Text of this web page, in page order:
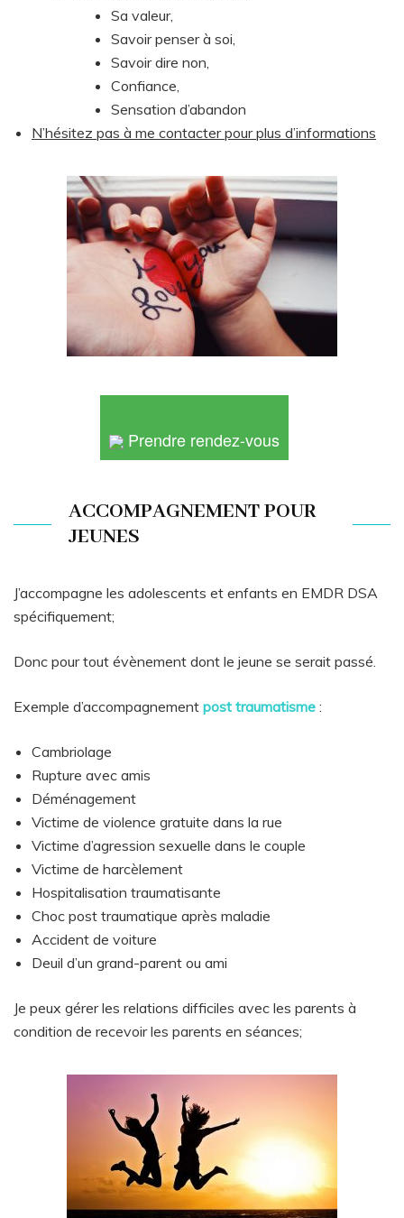
Sa valeur,
Savoir penser à soi,
Savoir dire non,
Confiance,
Sensation d’abandon
N’hésitez pas à me contacter pour plus d’informations
Prendre rendez-vous
ACCOMPAGNEMENT POUR
JEUNES
J’accompagne les adolescents et enfants en EMDR DSA
spécifiquement;
Donc pour tout évènement dont le jeune se serait passé.
Exemple d’accompagnement post traumatisme :
Cambriolage
Rupture avec amis
Déménagement
Victime de violence gratuite dans la rue
Victime d’agression sexuelle dans le couple
Victime de harcèlement
Hospitalisation traumatisante
Choc post traumatique après maladie
Accident de voiture
Deuil d’un grand-parent ou ami
Je peux gérer les relations difficiles avec les parents à
condition de recevoir les parents en séances;